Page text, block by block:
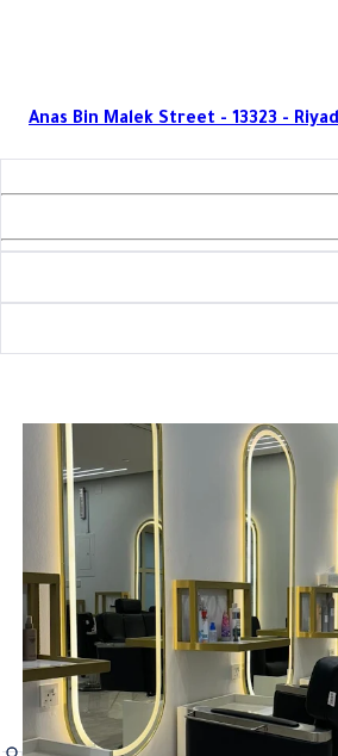
Anas Bin Malek Street - 13323 -